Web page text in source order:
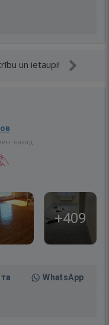
un ietaupi!
назад
+409
WhatsApp